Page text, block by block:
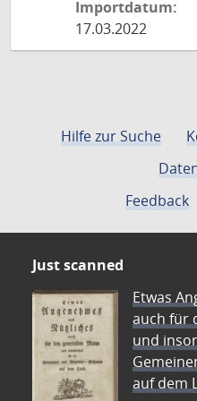
Importdatum:
17.03.2022
Hilfe zur Suche
Feedback
Just scanned
Etwas
auch für
und
auf dem